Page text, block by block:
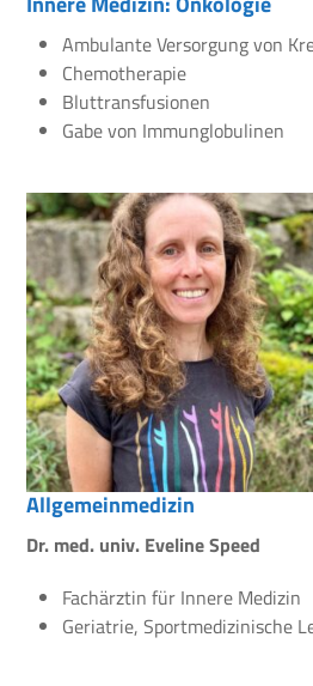
Ambulante Versorgung von
Chemotherapie
Bluttransfusionen
Gabe von Immunglobulinen
Allgemeinmedizin
Dr. med. univ. Eveline Speed
Fachärztin für Innere Medizin
Geriatrie, Sportmedizinische